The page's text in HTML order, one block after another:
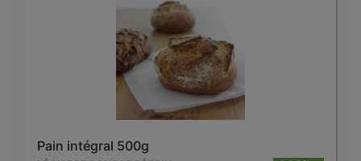
Pain intégral 500g